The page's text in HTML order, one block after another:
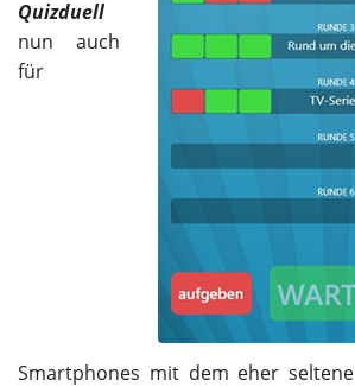
Quizduell
nun auch
für
Smartphones mit dem eher